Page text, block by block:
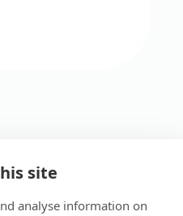
site
analyse information on